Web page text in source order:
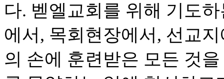
다. 벧엘교회를 위해 기도
에서, 목회현장에서, 선교
의 손에 훈련받은 모든 것